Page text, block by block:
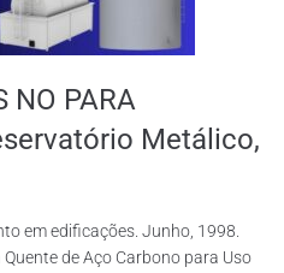
NO PARA
Metálico,
em edificações. Junho, 1998.
de Aço Carbono para Uso